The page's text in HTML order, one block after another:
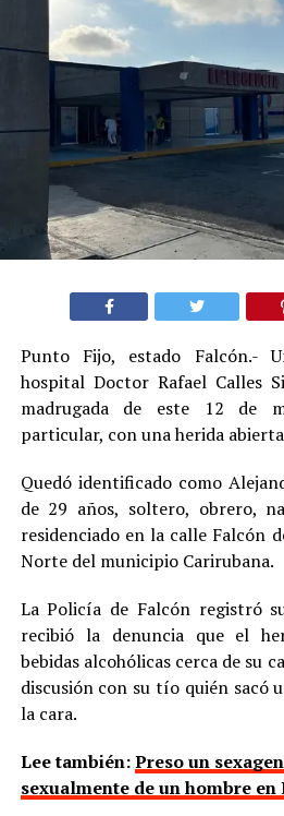
Punto Fijo, estado Falcón.-
hospital Doctor Rafael Calles
madrugada de este 12 de
particular, con una herida
Quedó identificado como
de 29 años, soltero, obrero,
residenciado en la calle Falcón
Norte del municipio Carirubana.
La Policía de Falcón registró
recibió la denuncia que el
bebidas alcohólicas cerca de su
discusión con su tío quién sacó
la cara.
Lee también:Preso un
sexualmente de un hombre